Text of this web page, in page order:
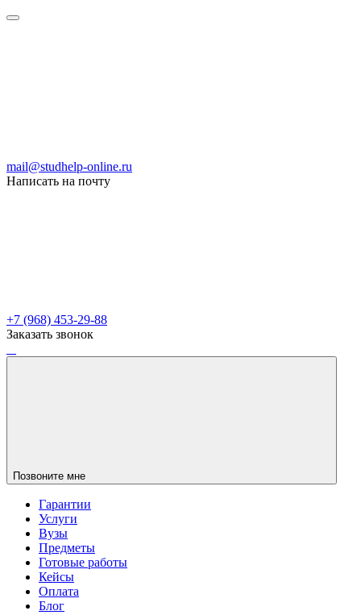
mail@studhelp-online.ru
Написать на почту
+7 (968) 453-29-88
Заказать звонок
Позвоните мне
Гарантии
Услуги
Вузы
Предметы
Готовые работы
Кейсы
Оплата
Блог